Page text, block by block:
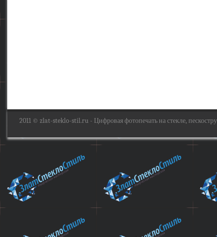
2011 © zlat-steklo-stil.ru - Цифровая фотопечать на стекле,